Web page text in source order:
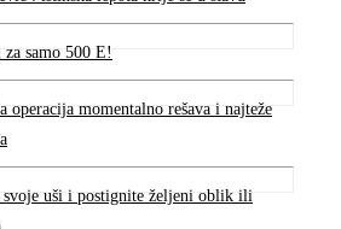
samo 500 E!
operacija momentalno rešava i najteže
uši i postignite željeni oblik ili